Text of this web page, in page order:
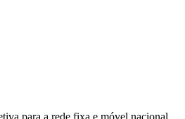
para a rede fixa e móvel nacional